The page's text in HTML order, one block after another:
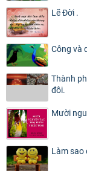
Lẽ Đời .
Công và
Thành
đôi.
Mười
Làm sao